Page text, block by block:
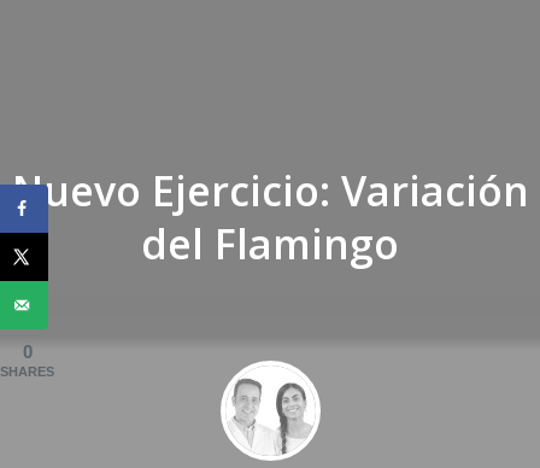
Nuevo Ejercicio: Variación
del Flamingo
0
SHARES